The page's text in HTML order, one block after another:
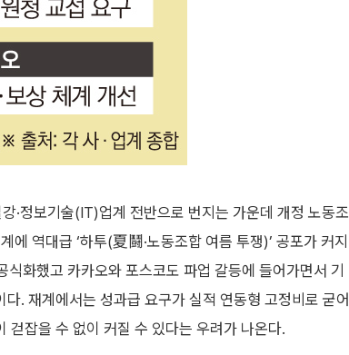
·정보기술(IT)업계 전반으로 번지는 가운데 개정 노동조
역대급 ‘하투(夏鬪·노동조합 여름 투쟁)’ 공포가 커지
화했고 카카오와 포스코도 파업 갈등에 들어가면서 기
. 재계에서는 성과급 요구가 실적 연동형 고정비로 굳어
걷잡을 수 없이 커질 수 있다는 우려가 나온다.